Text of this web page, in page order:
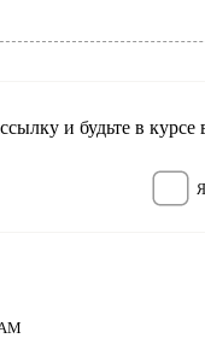
и будьте в курсе